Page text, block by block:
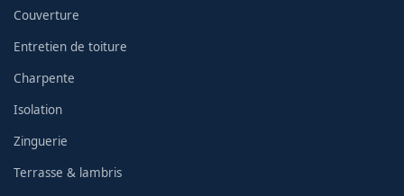
Couverture
Entretien de toiture
Charpente
Isolation
Zinguerie
Terrasse & lambris